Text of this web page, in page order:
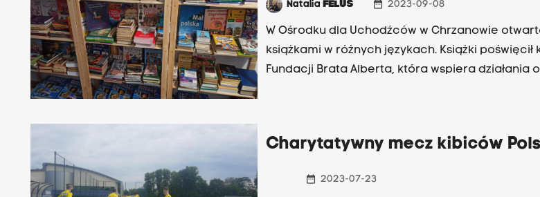
NataliaFELUŚ date_range 2023-09-08
W Ośrodku dla Uchodźców w Chrzanowie
książkami w różnych językach. Książki poświęcił
Fundacji Brata Alberta, która wspiera działania
Charytatywny mecz kibiców
date_range 2023-07-23